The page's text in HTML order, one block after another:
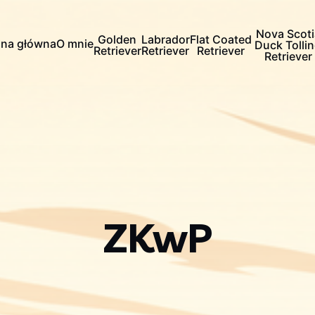
głównaO mnie Golden
Retriever
Labrador
Retriever
Flat Coated
Retriever
Nova
Duck
Retriever
ZKwP